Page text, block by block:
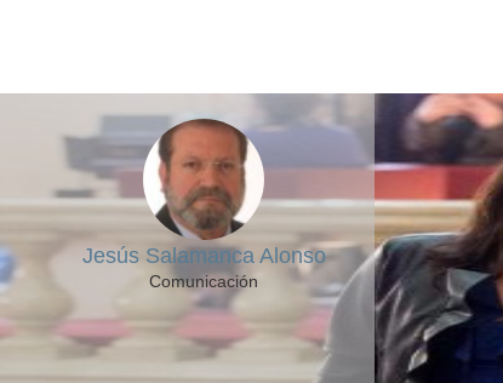
Jesús Salamanca Alonso
Comunicación